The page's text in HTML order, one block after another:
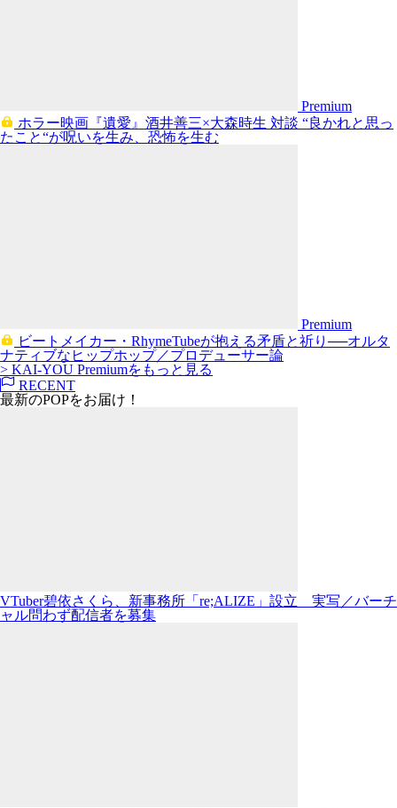
Premium
ホラー映画『遺愛』酒井善三×大森時生 対談 “良かれと思っ
たこと“が呪いを生み、恐怖を生む
Premium
ビートメイカー・RhymeTubeが抱える矛盾と祈り──オルタ
ナティブなヒップホップ／プロデューサー論
> KAI-YOU Premiumをもっと見る
RECENT
最新のPOPをお届け！
VTuber碧依さくら、新事務所「re;ALIZE」設立 実写／バーチ
ャル問わず配信者を募集